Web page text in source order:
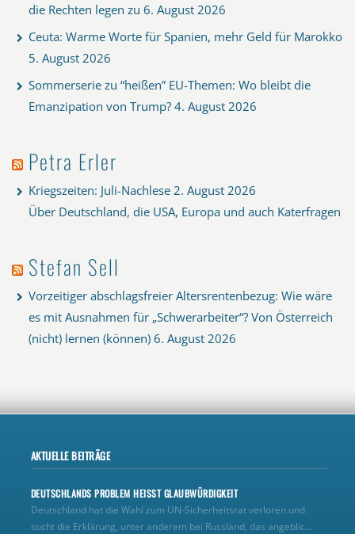
die Rechten legen zu 6. August 2026
Ceuta: Warme Worte für Spanien, mehr Geld für Marokko
5. August 2026
Sommerserie zu “heißen” EU-Themen: Wo bleibt die
Emanzipation von Trump? 4. August 2026
Petra Erler
Kriegszeiten: Juli-Nachlese 2. August 2026
Über Deutschland, die USA, Europa und auch Katerfragen
Stefan Sell
Vorzeitiger abschlagsfreier Altersrentenbezug: Wie wäre
es mit Ausnahmen für „Schwerarbeiter“? Von Österreich
(nicht) lernen (können) 6. August 2026
AKTUELLE BEITRÄGE
DEUTSCHLANDS PROBLEM HEISST GLAUBWÜRDIGKEIT
Deutschland hat die Wahl zum UN‑Sicherheitsrat verloren und
sucht die Erklärung, unter anderem bei Russland, das angeblic...